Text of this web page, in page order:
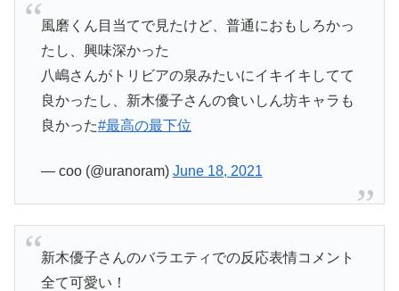
風磨くん目当てで見たけど、普通におもしろかっ
たし、興味深かった
八嶋さんがトリビアの泉みたいにイキイキしてて
良かったし、新木優子さんの食いしん坊キャラも
良かった#最高の最下位
— coo (@uranoram) June 18, 2021
新木優子さんのバラエティでの反応表情コメント
全て可愛い！